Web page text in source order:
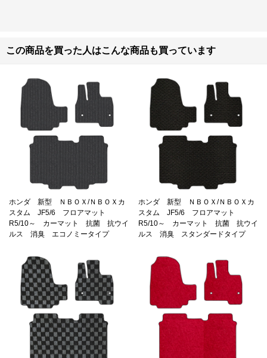
この商品を買った人はこんな商品も買っています
ホンダ 新型 ＮＢＯＸ/ＮＢＯＸカ
スタム JF5/6 フロアマット
R5/10～ カーマット 抗菌 抗ウイ
ルス 消臭 エコノミータイプ
ホンダ 新型 ＮＢＯＸ/ＮＢＯＸカ
スタム JF5/6 フロアマット
R5/10～ カーマット 抗菌 抗ウイ
ルス 消臭 スタンダードタイプ